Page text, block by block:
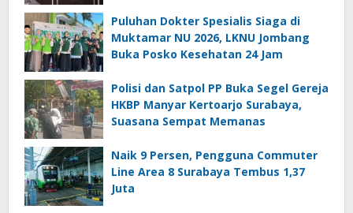
Puluhan Dokter Spesialis Siaga di
Muktamar NU 2026, LKNU Jombang
Buka Posko Kesehatan 24 Jam
Polisi dan Satpol PP Buka Segel Gereja
HKBP Manyar Kertoarjo Surabaya,
Suasana Sempat Memanas
Naik 9 Persen, Pengguna Commuter
Line Area 8 Surabaya Tembus 1,37
Juta